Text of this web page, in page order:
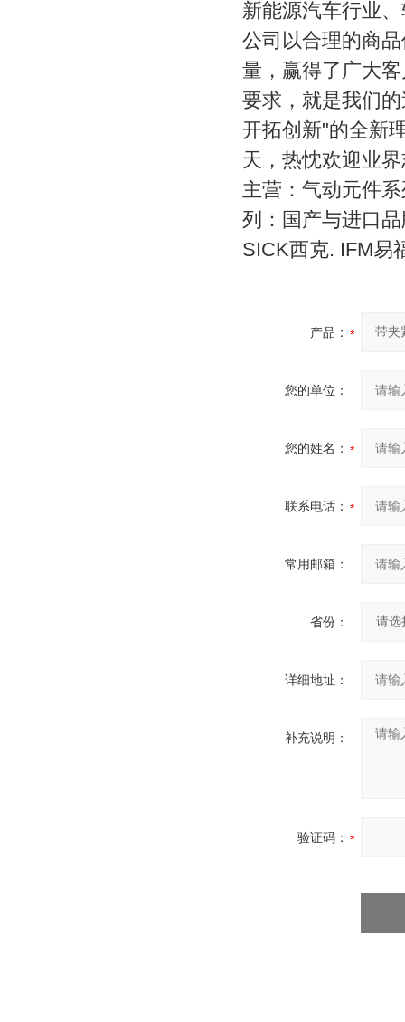
新能源汽车行业
公司以合理的商
量，赢得了广大
要求，就是我们
开拓创新"的全新
天，热忱欢迎业
主营：气动元件
列：国产与进口
SICK西克. IFM易
产品：
您的单位：
您的姓名：
联系电话：
常用邮箱：
省份：
详细地址：
补充说明：
验证码：